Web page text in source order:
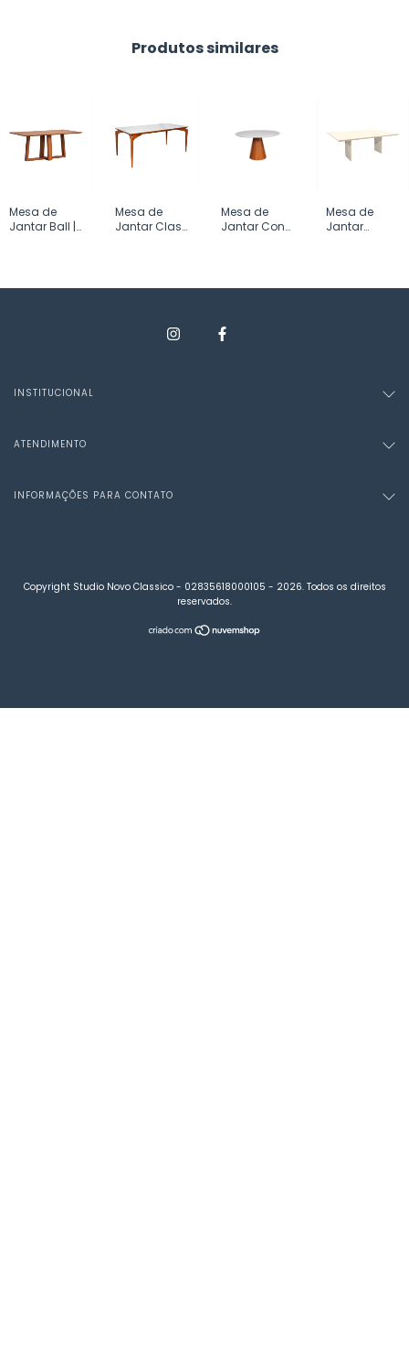
Produtos similares
Mesa de
Jantar Ball |
Mesa de
Jantar Class
Mesa de
Jantar Cone
Mesa de
Jantar
INSTITUCIONAL
ATENDIMENTO
INFORMAÇÕES PARA CONTATO
Copyright Studio Novo Classico - 02835618000105 - 2026. Todos os direitos
reservados.